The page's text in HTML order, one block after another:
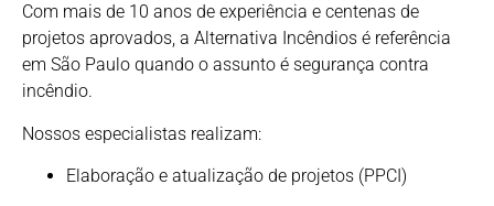
Com mais de 10 anos de experiência e centenas de
projetos aprovados, a Alternativa Incêndios é referência
em São Paulo quando o assunto é segurança contra
incêndio.
Nossos especialistas realizam:
Elaboração e atualização de projetos (PPCI)